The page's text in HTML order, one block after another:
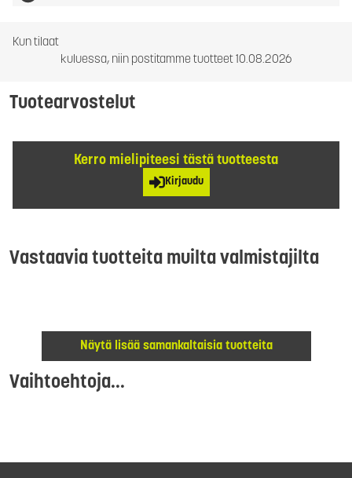
Kun tilaat
kuluessa, niin postitamme tuotteet 10.08.2026
Tuotearvostelut
Kerro mielipiteesi tästä tuotteesta
Kirjaudu
Vastaavia tuotteita muilta valmistajilta
Näytä lisää samankaltaisia tuotteita
Vaihtoehtoja...